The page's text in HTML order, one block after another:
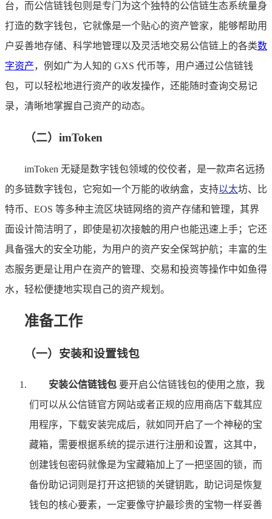
台，而公信链钱包则是专门为这个独特的公信链生态系统量身
打造的数字钱包，它就像是一个贴心的资产管家，能够帮助用
户妥善地存储、科学地管理以及灵活地交易公信链上的各类数
字资产，例如广为人知的 GXS 代币等，用户通过公信链钱
包，可以轻松地进行资产的收发操作，还能随时查询交易记
录，清晰地掌握自己资产的动态。
（二）imToken
imToken 无疑是数字钱包领域的佼佼者，是一款声名远扬
的多链数字钱包，它宛如一个万能的收纳盒，支持以太坊、比
特币、EOS 等多种主流区块链网络的资产存储和管理，其界
面设计简洁明了，即使是初次接触的用户也能迅速上手；它还
具备强大的安全功能，为用户的资产安全保驾护航；丰富的生
态服务更是让用户在资产的管理、交易和投资等操作中如鱼得
水，轻松便捷地实现自己的资产规划。
准备工作
（一）安装和设置钱包
安装公信链钱包 要开启公信链钱包的使用之旅，我
们可以从公信链官方网站或者正规的应用商店下载其应
用程序，下载安装完成后，就如同开启了一个神秘的宝
藏箱，需要根据系统的提示进行注册和设置，这其中，
创建钱包密码就像是为宝藏箱加上了一把坚固的锁，而
备份助记词则是打开这把锁的关键钥匙，助记词是恢复
钱包的核心要素，一定要像守护最珍贵的宝物一样妥善